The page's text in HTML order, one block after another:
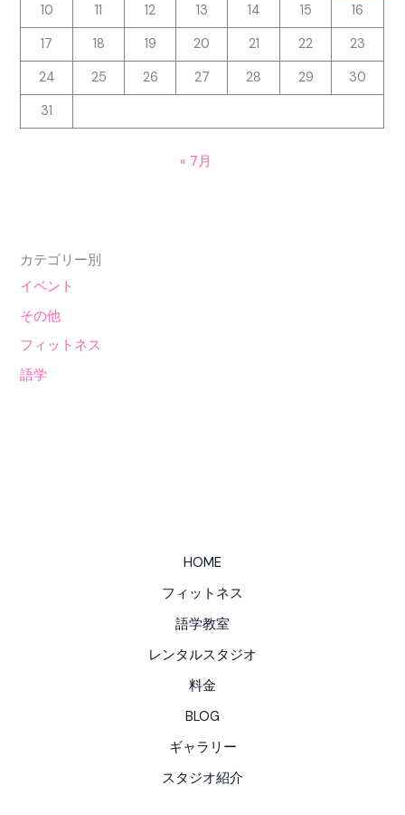
10
11 12 13 14 15
16
17
18 19 20 21 22
23
24
25 26 27 28 29
30
31
« 7月
カテゴリー別
イベント
その他
フィットネス
語学
HOME
フィットネス
語学教室
レンタルスタジオ
料金
BLOG
ギャラリー
スタジオ紹介